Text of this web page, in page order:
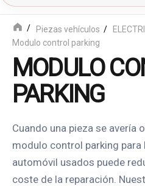
Piezas vehículos
Modulo control parking
MODULO
PARKING
Cuando una pieza se avería
modulo control parking para
automóvil usados puede
coste de la reparación.